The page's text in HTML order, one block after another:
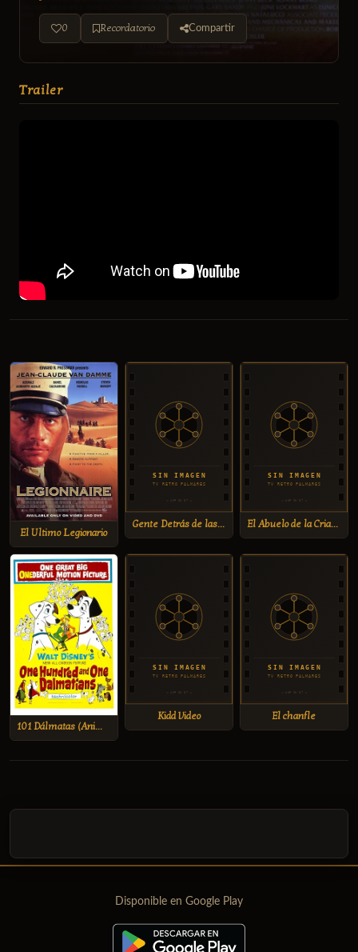
0 Recordatorio Compartir
Trailer
El Ultimo Legionario
Gente Detrás de las Paredes El Abuelo de la Criatura
101 Dálmatas (Animada)
Kidd Video El chanfle
Disponible en Google Play